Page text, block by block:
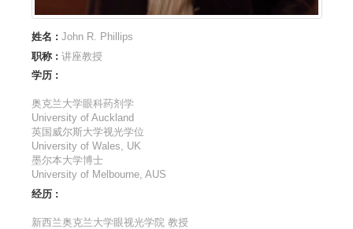
姓名 : John R. Phillips
职称 : 讲座教授
学历 :
奥克兰大学眼科药剂学
University of Auckland
英国威尔斯大学视光学位
University of Wales, UK
墨尔本大学博士
University of Melbourne, AUS
经历 :
新西兰奥克兰大学眼视光学院 教授